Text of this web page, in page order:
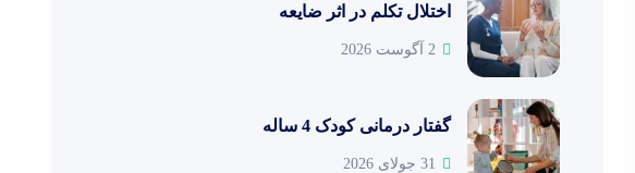
اختلال تکلم در اثر ضایعه
2 آگوست 2026
گفتار درمانی کودک 4 ساله
31 جولای 2026